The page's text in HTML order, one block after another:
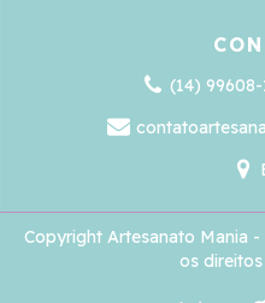
(14)
Copyright Artesanato Mania
os